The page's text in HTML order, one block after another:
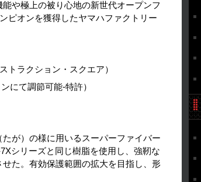
や極上の被り心地の新世代オープンフ
ピオンを獲得したヤマハファクトリー
ラクション・スクエア）
にて調節可能‐特許）
が）の様に用いるスーパーファイバー
シリーズと同じ樹脂を使用し、強靭な
た。有効保護範囲の拡大を目指し、形